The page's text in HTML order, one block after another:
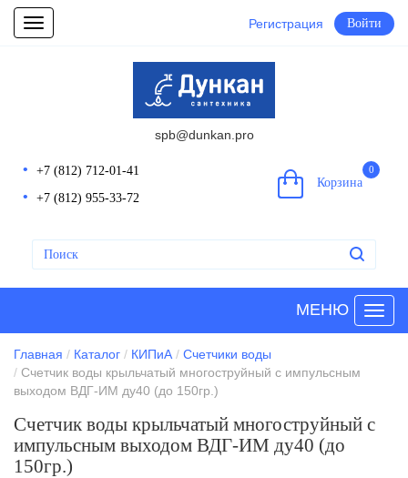
Toggle
navigation
Регистрация Войти
spb@dunkan.pro
Корзина
0
+7 (812) 712-01-41
+7 (812) 955-33-72
МЕНЮ
Главная Каталог КИПиА
Счетчики воды
Счетчик воды крыльчатый многоструйный с импульсным
выходом ВДГ-ИМ ду40 (до 150гр.)
Счетчик воды крыльчатый многоструйный с
импульсным выходом ВДГ-ИМ ду40 (до
150гр.)